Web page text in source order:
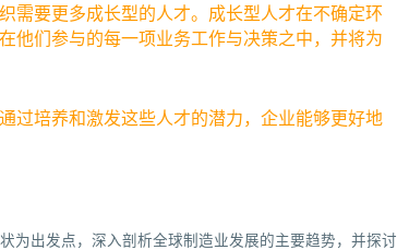
需要更多成长型的人才。成长型人才在不确定环
他们参与的每一项业务工作与决策之中，并将为
过培养和激发这些人才的潜力，企业能够更好地
为出发点，深入剖析全球制造业发展的主要趋势，并探讨